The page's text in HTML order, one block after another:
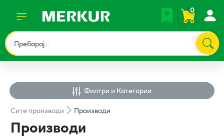
0
Филтри и Категории
Ситепроизводи Производи
Производи